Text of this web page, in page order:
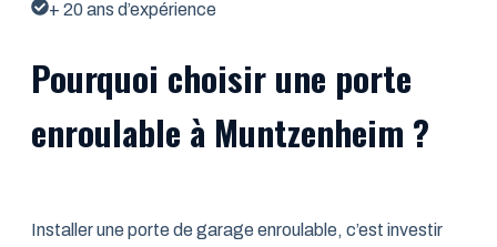
+ 20 ans d’expérience
Pourquoi choisir une porte
enroulable à Muntzenheim ?
Installer une porte de garage enroulable, c’est investir